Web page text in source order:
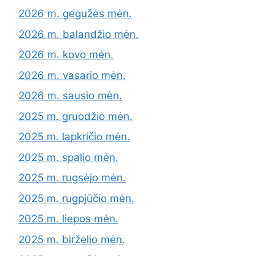
2026 m. gegužės mėn.
2026 m. balandžio mėn.
2026 m. kovo mėn.
2026 m. vasario mėn.
2026 m. sausio mėn.
2025 m. gruodžio mėn.
2025 m. lapkričio mėn.
2025 m. spalio mėn.
2025 m. rugsėjo mėn.
2025 m. rugpjūčio mėn.
2025 m. liepos mėn.
2025 m. birželio mėn.